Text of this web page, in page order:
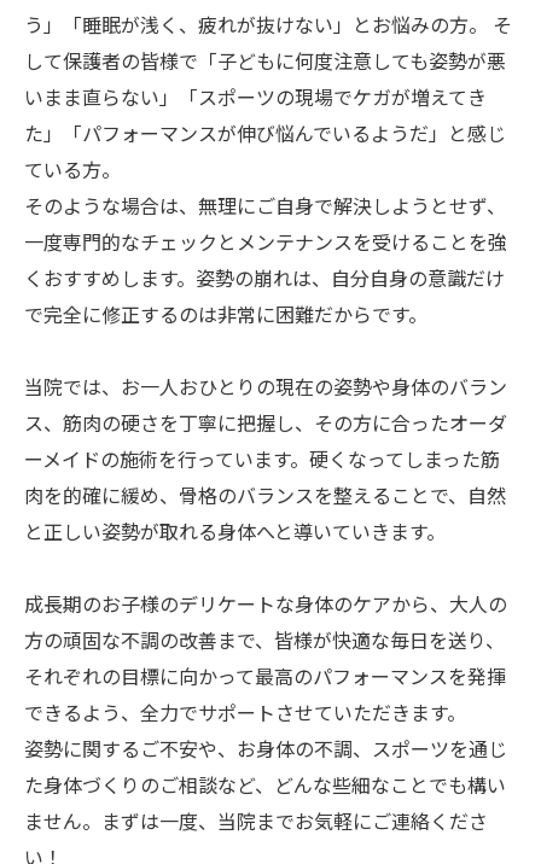
う」「睡眠が浅く、疲れが抜けない」とお悩みの方。 そ
して保護者の皆様で「子どもに何度注意しても姿勢が悪
いまま直らない」「スポーツの現場でケガが増えてき
た」「パフォーマンスが伸び悩んでいるようだ」と感じ
ている方。
そのような場合は、無理にご自身で解決しようとせず、
一度専門的なチェックとメンテナンスを受けることを強
くおすすめします。姿勢の崩れは、自分自身の意識だけ
で完全に修正するのは非常に困難だからです。
当院では、お一人おひとりの現在の姿勢や身体のバラン
ス、筋肉の硬さを丁寧に把握し、その方に合ったオーダ
ーメイドの施術を行っています。硬くなってしまった筋
肉を的確に緩め、骨格のバランスを整えることで、自然
と正しい姿勢が取れる身体へと導いていきます。
成長期のお子様のデリケートな身体のケアから、大人の
方の頑固な不調の改善まで、皆様が快適な毎日を送り、
それぞれの目標に向かって最高のパフォーマンスを発揮
できるよう、全力でサポートさせていただきます。
姿勢に関するご不安や、お身体の不調、スポーツを通じ
た身体づくりのご相談など、どんな些細なことでも構い
ません。まずは一度、当院までお気軽にご連絡くださ
い！